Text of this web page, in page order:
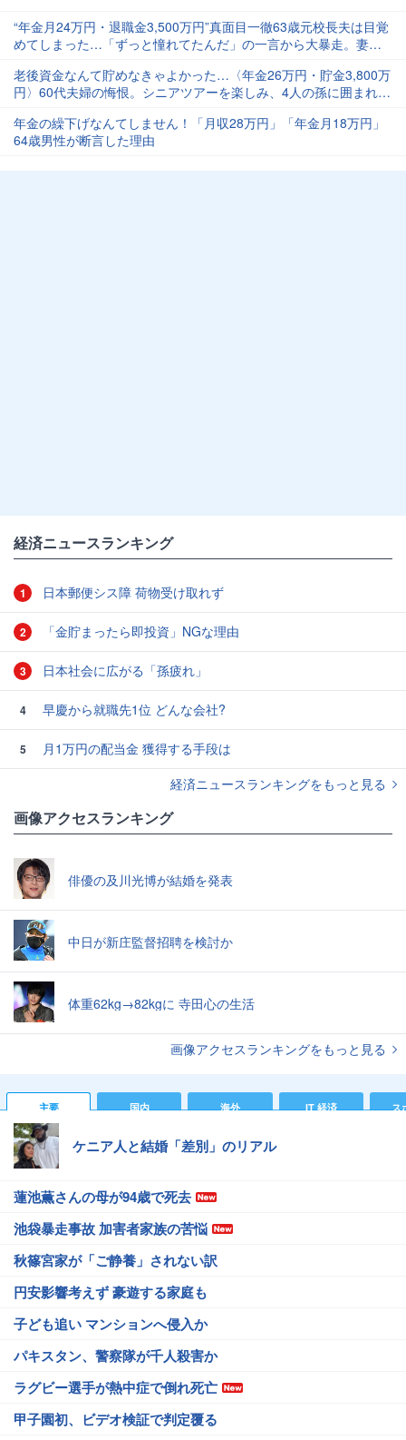
“年金月24万円・退職金3,500万円”真面目一徹63歳元校長夫は目覚
めてしまった…「ずっと憧れてたんだ」の一言から大暴走。妻は
が解説】
老後資金なんて貯めなきゃよかった…〈年金26万円・貯金3,800万
円〉60代夫婦の悔恨。シニアツアーを楽しみ、4人の孫に囲まれ、
年金の繰下げなんてしません！「月収28万円」「年金月18万円」
64歳男性が断言した理由
経済ニュースランキング
1 日本郵便シス障 荷物受け取れず
2 「金貯まったら即投資」NGな理由
3 日本社会に広がる「孫疲れ」
4 早慶から就職先1位 どんな会社?
5
月1万円の配当金 獲得する手段は
経済ニュースランキングをもっと見る
画像アクセスランキング
俳優の及川光博が結婚を発表
中日が新庄監督招聘を検討か
体重62kg→82kgに 寺田心の生活
画像アクセスランキングをもっと見る
主要 国内 海外 IT 経済 ス
ケニア人と結婚「差別」のリアル
蓮池薫さんの母が94歳で死去
池袋暴走事故 加害者家族の苦悩
秋篠宮家が「ご静養」されない訳
円安影響考えず 豪遊する家庭も
子ども追い マンションへ侵入か
パキスタン、警察隊が千人殺害か
ラグビー選手が熱中症で倒れ死亡
甲子園初、ビデオ検証で判定覆る